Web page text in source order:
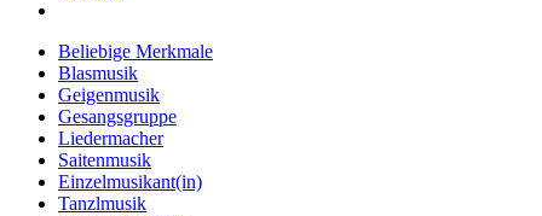
Beliebige Merkmale
Blasmusik
Geigenmusik
Gesangsgruppe
Liedermacher
Saitenmusik
Einzelmusikant(in)
Tanzlmusik